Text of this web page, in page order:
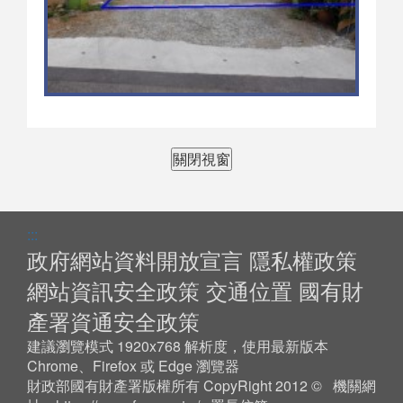
關閉視窗
:::
政府網站資料開放宣言 隱私權政策
網站資訊安全政策 交通位置 國有財
產署資通安全政策
建議瀏覽模式 1920x768 解析度，使用最新版本
Chrome、Firefox 或 Edge 瀏覽器
財政部國有財產署版權所有 CopyRight 2012 © 機關網